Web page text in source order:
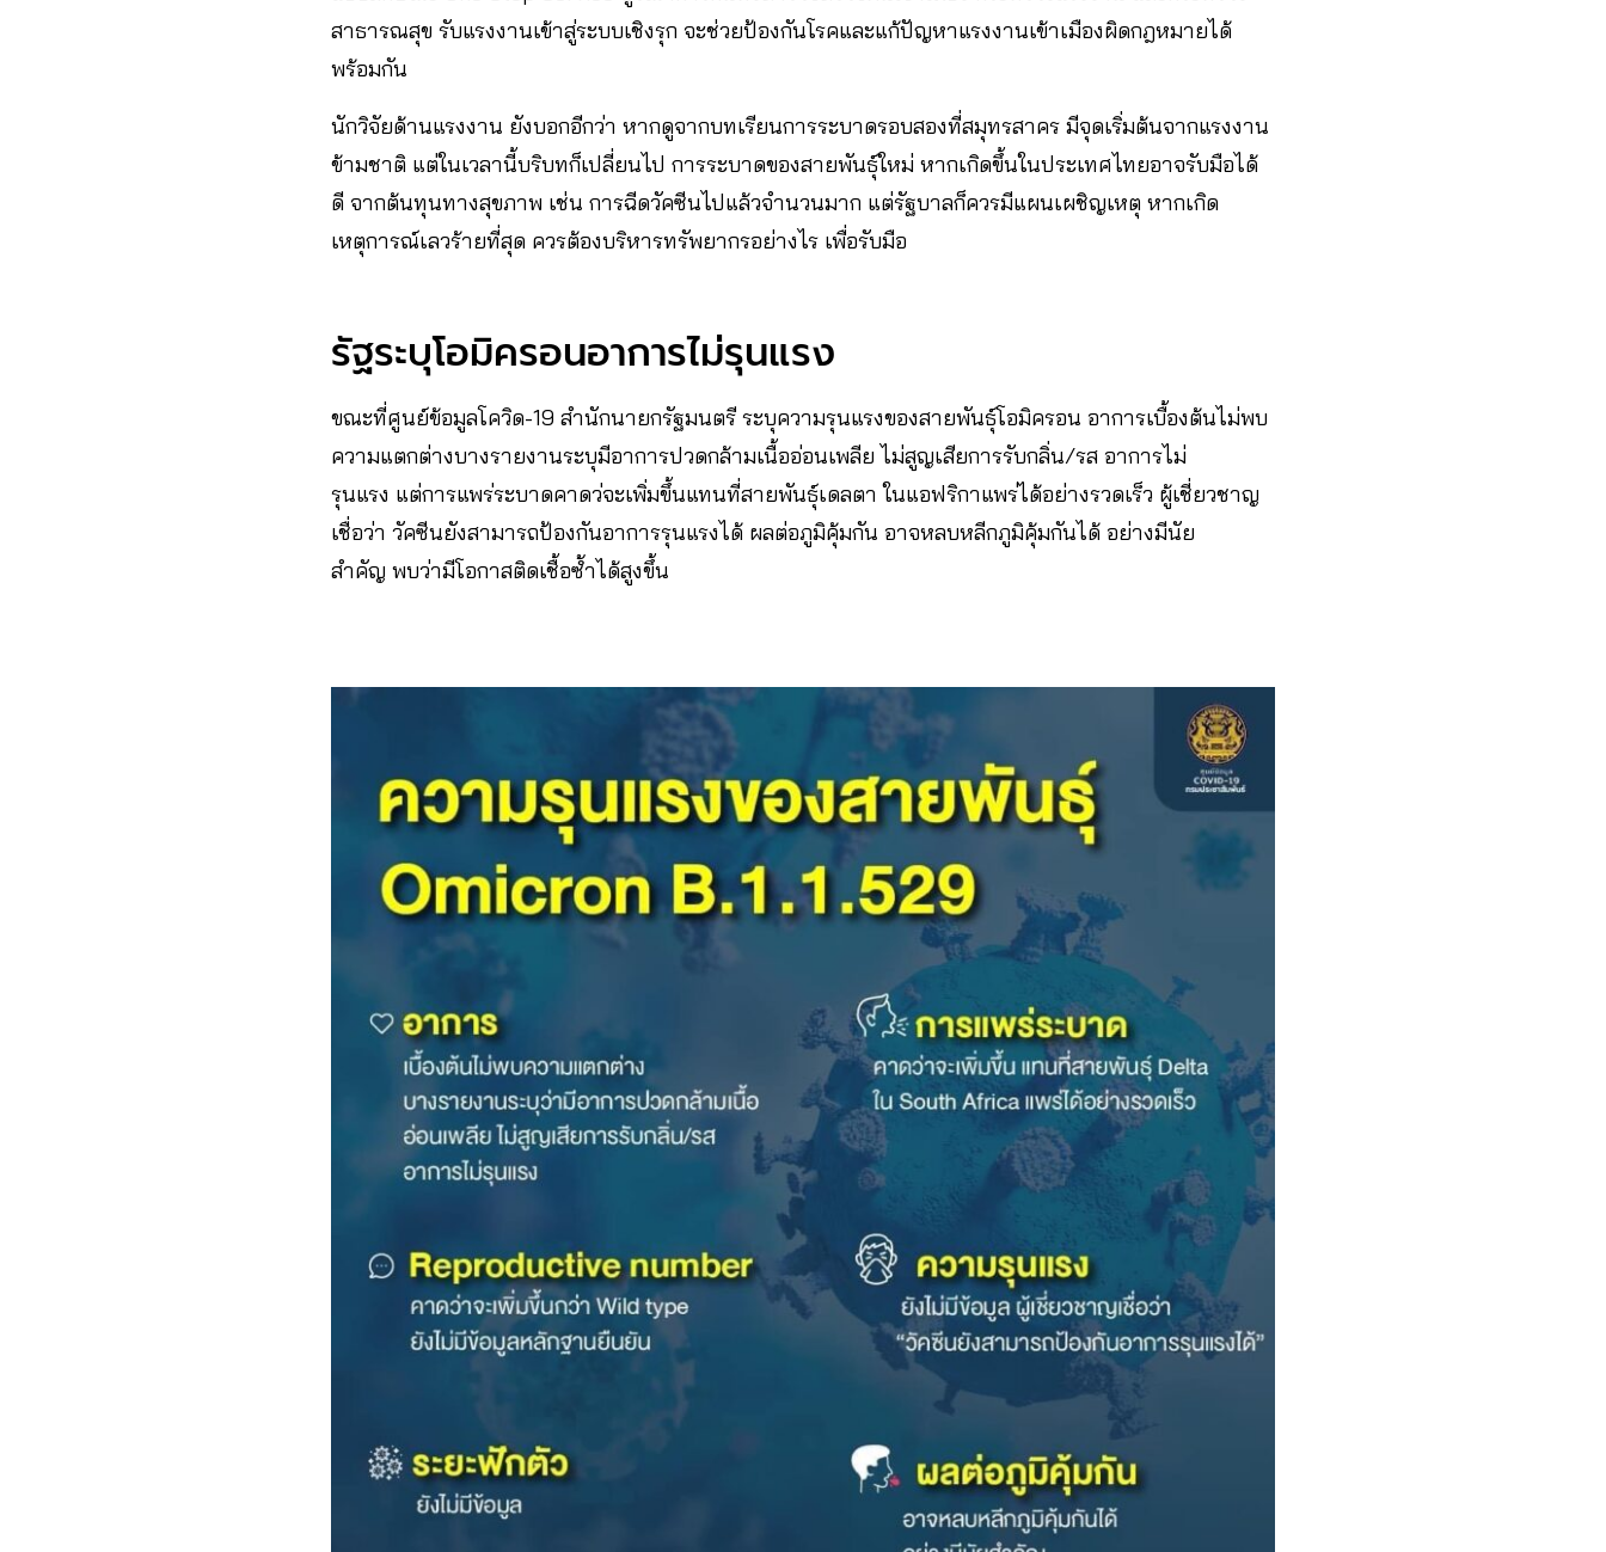
สาธารณสุข รับแรงงานเข้าสู่ระบบเชิงรุก จะช่วยป้องกันโรคและแก้ปัญหาแรงงานเข้าเมืองผิดกฎหมายได้
พร้อมกัน
นักวิจัยด้านแรงงาน ยังบอกอีกว่า หากดูจากบทเรียนการระบาดรอบสองที่สมุทรสาคร มีจุดเริ่มต้นจากแรงงาน
ข้ามชาติ แต่ในเวลานี้บริบทก็เปลี่ยนไป การระบาดของสายพันธุ์ใหม่ หากเกิดขึ้นในประเทศไทยอาจรับมือได้
ดี จากต้นทุนทางสุขภาพ เช่น การฉีดวัคซีนไปแล้วจำนวนมาก แต่รัฐบาลก็ควรมีแผนเผชิญเหตุ หากเกิด
เหตุการณ์เลวร้ายที่สุด ควรต้องบริหารทรัพยากรอย่างไร เพื่อรับมือ
รัฐระบุโอมิครอนอาการไม่รุนแรง
ขณะที่ศูนย์ข้อมูลโควิด-19 สำนักนายกรัฐมนตรี ระบุความรุนแรงของสายพันธุ์โอมิครอน อาการเบื้องต้นไม่พบ
ความแตกต่างบางรายงานระบุมีอาการปวดกล้ามเนื้ออ่อนเพลีย ไม่สูญเสียการรับกลิ่น/รส อาการไม่
รุนแรง แต่การแพร่ระบาดคาดว่จะเพิ่มขึ้นแทนที่สายพันธุ์เดลตา ในแอฟริกาแพร่ได้อย่างรวดเร็ว ผู้เชี่ยวชาญ
เชื่อว่า วัคซีนยังสามารถป้องกันอาการรุนแรงได้ ผลต่อภูมิคุ้มกัน อาจหลบหลีกภูมิคุ้มกันได้ อย่างมีนัย
สำคัญ พบว่ามีโอกาสติดเชื้อซ้ำได้สูงขึ้น